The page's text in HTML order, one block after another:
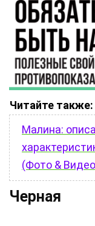
Читайте также:
Малина:
(Фото &
Черная